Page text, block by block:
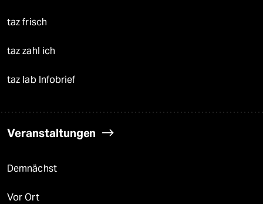
taz frisch
taz zahl ich
taz lab Infobrief
Veranstaltungen
Demnächst
Vor Ort